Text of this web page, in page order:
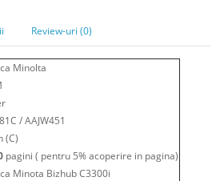
Review-uri (0)
Minolta
/ AAJW451
(C)
pagini ( pentru 5% acoperire in pagina)
Minota Bizhub C3300i